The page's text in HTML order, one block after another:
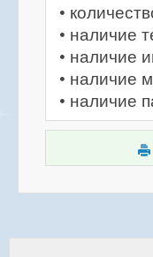
•
• наличие
• наличие
• наличие
• наличие